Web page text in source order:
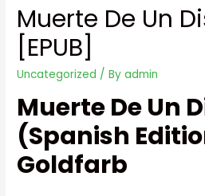
Muerte De Un
[EPUB]
Uncategorized / Byadmin
Muerte De Un
(Spanish
Goldfarb